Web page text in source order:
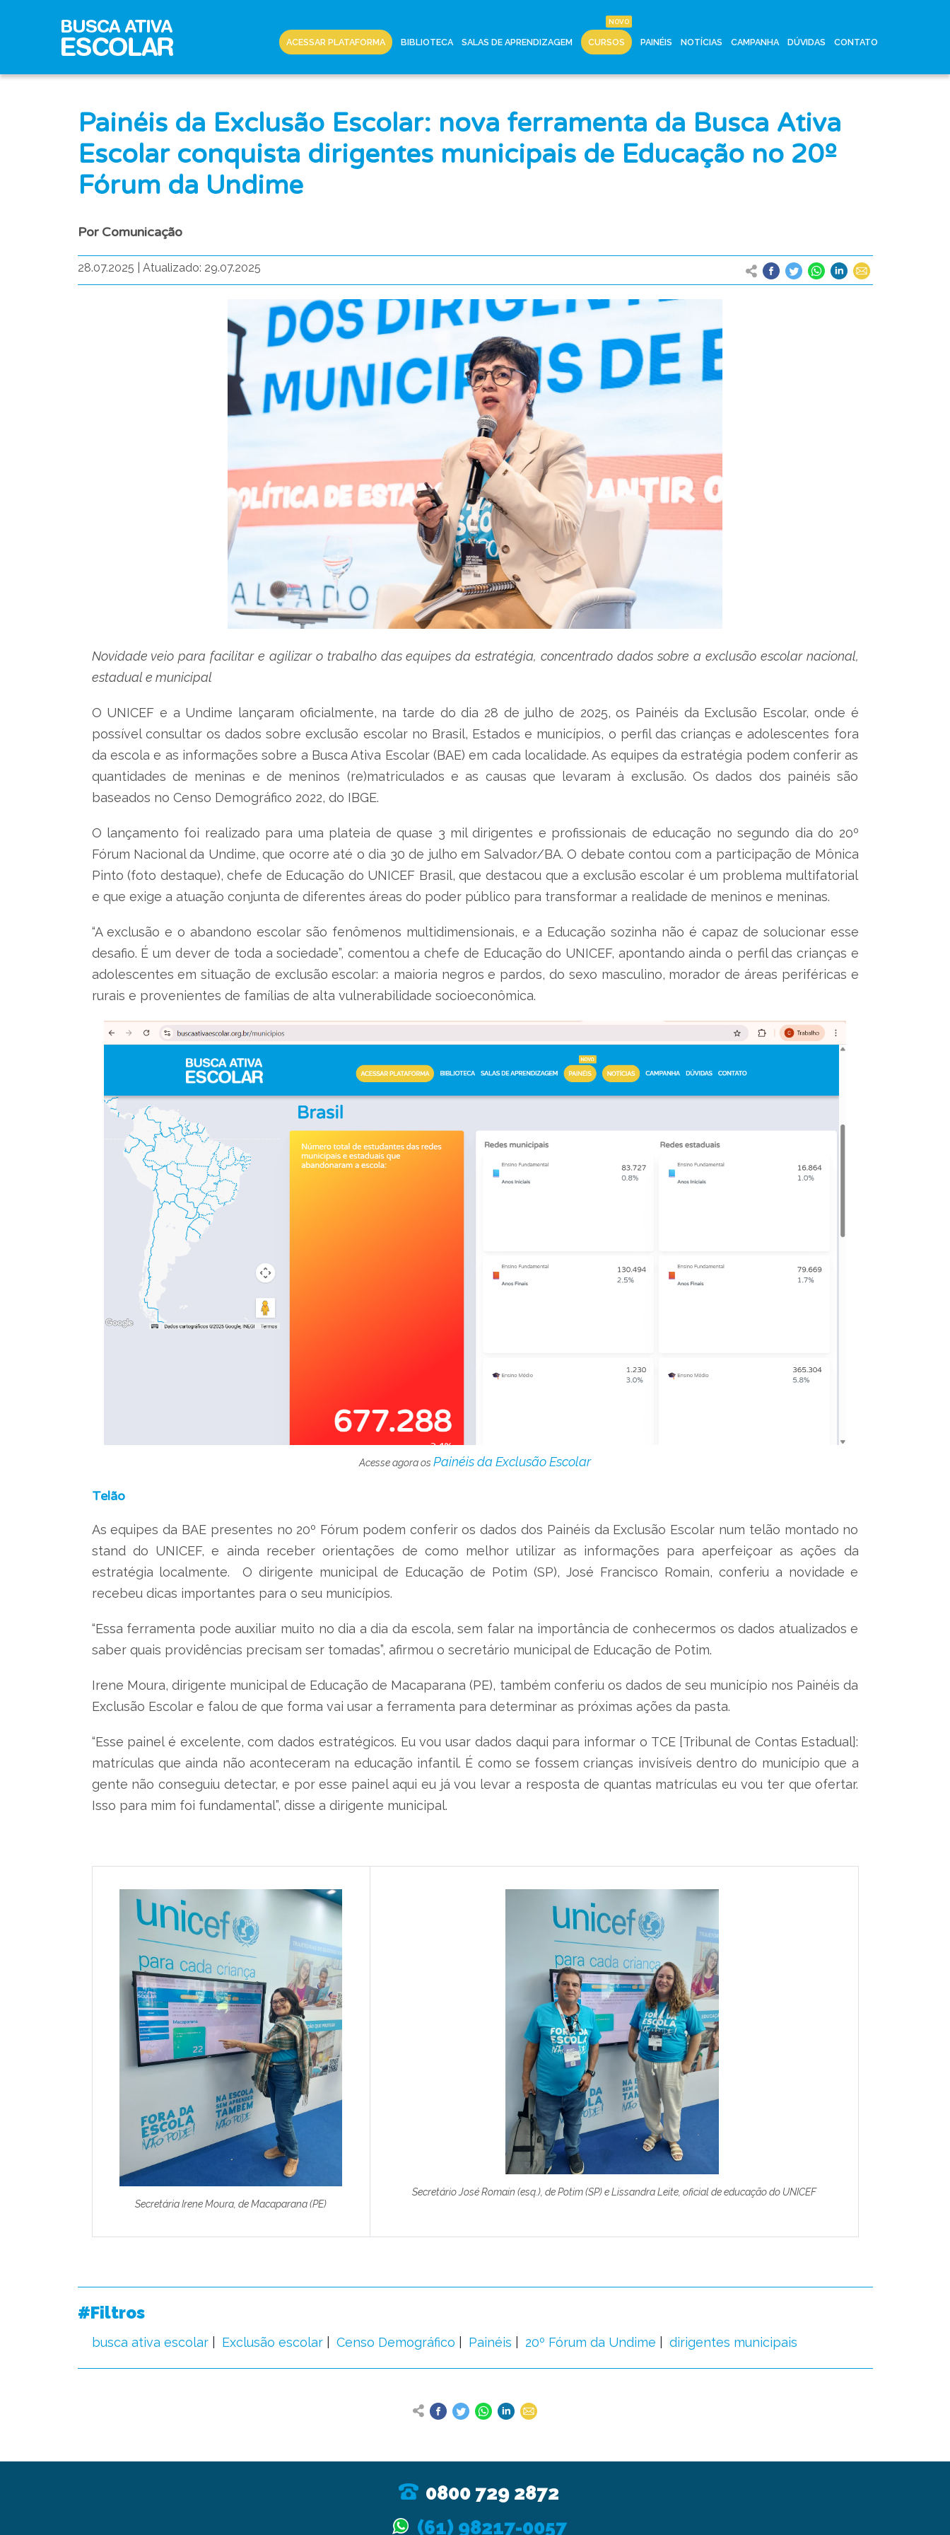
ACESSAR PLATAFORMA BIBLIOTECA SALAS DE APRENDIZAGEM CURSOS PAINÉIS NOTÍCIAS CAMPANHA DÚVIDAS CONTATO
Painéis da Exclusão Escolar: nova ferramenta da Busca Ativa
Escolar conquista dirigentes municipais de Educação no 20º
Fórum da Undime
Por Comunicação
28.07.2025 Atualizado: 29.07.2025
Novidade veio para facilitar e agilizar o trabalho das equipes da estratégia, concentrado dados sobre a exclusão escolar nacional,
estadual e municipal
O UNICEF e a Undime lançaram oficialmente, na tarde do dia 28 de julho de 2025, os Painéis da Exclusão Escolar, onde é
possível consultar os dados sobre exclusão escolar no Brasil, Estados e municípios, o perfil das crianças e adolescentes fora
da escola e as informações sobre a Busca Ativa Escolar (BAE) em cada localidade. As equipes da estratégia podem conferir as
quantidades de meninas e de meninos (re)matriculados e as causas que levaram à exclusão. Os dados dos painéis são
baseados no Censo Demográfico 2022, do IBGE.
O lançamento foi realizado para uma plateia de quase 3 mil dirigentes e profissionais de educação no segundo dia do 20º
Fórum Nacional da Undime, que ocorre até o dia 30 de julho em Salvador/BA. O debate contou com a participação de Mônica
Pinto (foto destaque), chefe de Educação do UNICEF Brasil, que destacou que a exclusão escolar é um problema multifatorial
e que exige a atuação conjunta de diferentes áreas do poder público para transformar a realidade de meninos e meninas.
“A exclusão e o abandono escolar são fenômenos multidimensionais, e a Educação sozinha não é capaz de solucionar esse
desafio. É um dever de toda a sociedade”, comentou a chefe de Educação do UNICEF, apontando ainda o perfil das crianças e
adolescentes em situação de exclusão escolar: a maioria negros e pardos, do sexo masculino, morador de áreas periféricas e
rurais e provenientes de famílias de alta vulnerabilidade socioeconômica.
Acesse agora os Painéis da Exclusão Escolar
Telão
As equipes da BAE presentes no 20º Fórum podem conferir os dados dos Painéis da Exclusão Escolar num telão montado no
stand do UNICEF, e ainda receber orientações de como melhor utilizar as informações para aperfeiçoar as ações da
estratégia localmente. O dirigente municipal de Educação de Potim (SP), José Francisco Romain, conferiu a novidade e
recebeu dicas importantes para o seu municípios.
“Essa ferramenta pode auxiliar muito no dia a dia da escola, sem falar na importância de conhecermos os dados atualizados e
saber quais providências precisam ser tomadas”, afirmou o secretário municipal de Educação de Potim.
Irene Moura, dirigente municipal de Educação de Macaparana (PE), também conferiu os dados de seu município nos Painéis da
Exclusão Escolar e falou de que forma vai usar a ferramenta para determinar as próximas ações da pasta.
“Esse painel é excelente, com dados estratégicos. Eu vou usar dados daqui para informar o TCE [Tribunal de Contas Estadual]:
matrículas que ainda não aconteceram na educação infantil. É como se fossem crianças invisíveis dentro do município que a
gente não conseguiu detectar, e por esse painel aqui eu já vou levar a resposta de quantas matrículas eu vou ter que ofertar.
Isso para mim foi fundamental”, disse a dirigente municipal.
Secretária Irene Moura, de Macaparana (PE)
Secretário José Romain (esq.), de Potim (SP) e Lissandra Leite, oficial de educação do UNICEF
#Filtros
busca ativa escolar Exclusão escolar Censo Demográfico Painéis 20º Fórum da Undime dirigentes municipais
0800 729 2872
(61) 98217-0057